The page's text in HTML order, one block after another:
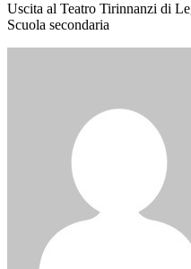
Uscita al Teatro Tirinnanzi di
Scuola secondaria